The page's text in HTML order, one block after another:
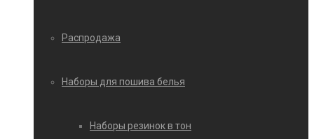
Распродажа
Наборы для пошива белья
Наборы резинок в тон